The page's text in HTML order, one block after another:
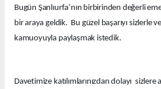
Bugün Şanlıurfa’nın birbirinden değerli
bir araya geldik. Bu güzel başarıyı sizlerle ve
kamuoyuyla paylaşmak istedik.
Davetimize katılımlarınızdan dolayı sizlere